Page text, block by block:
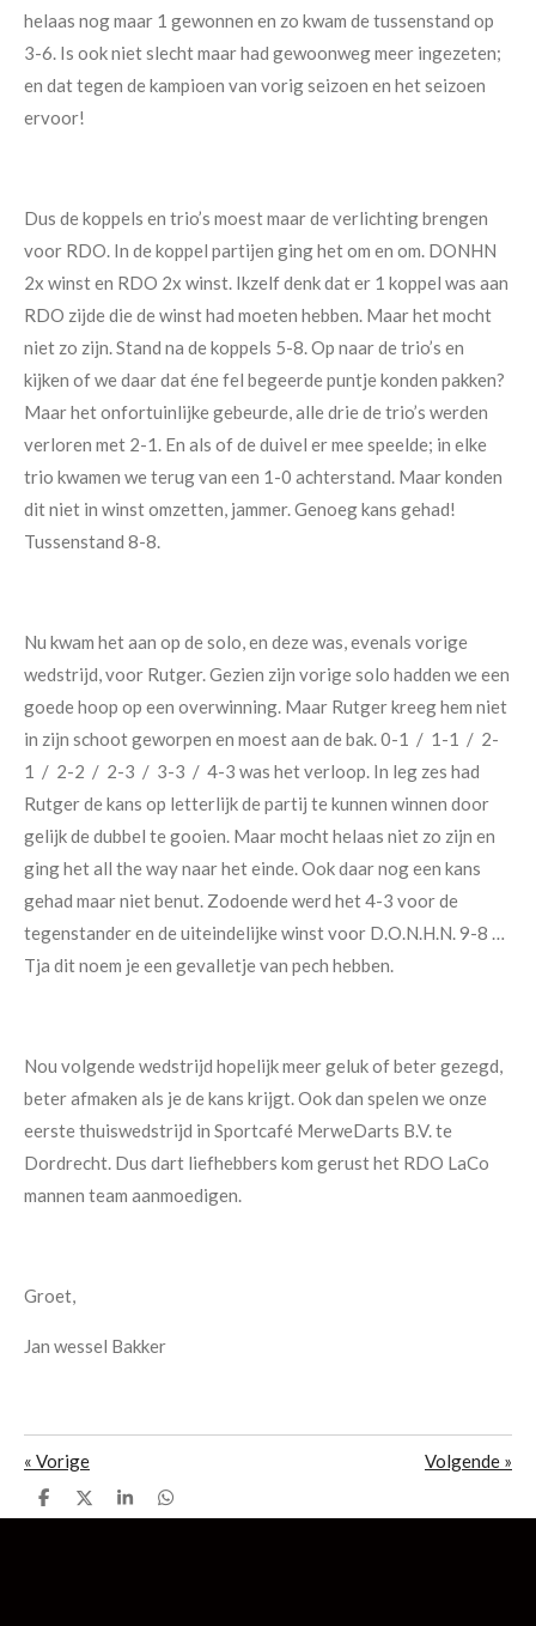
helaas nog maar 1 gewonnen en zo kwam de tussenstand op
3-6. Is ook niet slecht maar had gewoonweg meer ingezeten;
en dat tegen de kampioen van vorig seizoen en het seizoen
ervoor!
Dus de koppels en trio’s moest maar de verlichting brengen
voor RDO. In de koppel partijen ging het om en om. DONHN
2x winst en RDO 2x winst. Ikzelf denk dat er 1 koppel was aan
RDO zijde die de winst had moeten hebben. Maar het mocht
niet zo zijn. Stand na de koppels 5-8. Op naar de trio’s en
kijken of we daar dat éne fel begeerde puntje konden pakken?
Maar het onfortuinlijke gebeurde, alle drie de trio’s werden
verloren met 2-1. En als of de duivel er mee speelde; in elke
trio kwamen we terug van een 1-0 achterstand. Maar konden
dit niet in winst omzetten, jammer. Genoeg kans gehad!
Tussenstand 8-8.
Nu kwam het aan op de solo, en deze was, evenals vorige
wedstrijd, voor Rutger. Gezien zijn vorige solo hadden we een
goede hoop op een overwinning. Maar Rutger kreeg hem niet
in zijn schoot geworpen en moest aan de bak. 0-1 / 1-1 / 2-
1 / 2-2 / 2-3 / 3-3 / 4-3 was het verloop. In leg zes had
Rutger de kans op letterlijk de partij te kunnen winnen door
gelijk de dubbel te gooien. Maar mocht helaas niet zo zijn en
ging het all the way naar het einde. Ook daar nog een kans
gehad maar niet benut. Zodoende werd het 4-3 voor de
tegenstander en de uiteindelijke winst voor D.O.N.H.N. 9-8 …
Tja dit noem je een gevalletje van pech hebben.
Nou volgende wedstrijd hopelijk meer geluk of beter gezegd,
beter afmaken als je de kans krijgt. Ook dan spelen we onze
eerste thuiswedstrijd in Sportcafé MerweDarts B.V. te
Dordrecht. Dus dart liefhebbers kom gerust het RDO LaCo
mannen team aanmoedigen.
Groet,
Jan wessel Bakker
« Vorige Volgende »
D
e
D
e
S
h
D
e